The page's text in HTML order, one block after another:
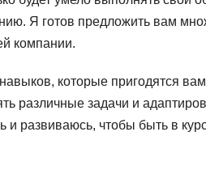
Я готов предложить вам
компании.
которые пригодятся
различные задачи и
и развиваюсь, чтобы быть в